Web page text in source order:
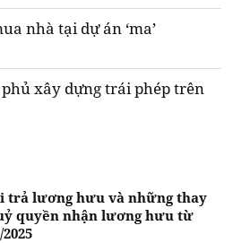
nhà tại dự án ‘ma’
xây dựng trái phép trên
trả lương hưu và những thay
quyền nhận lương hưu từ